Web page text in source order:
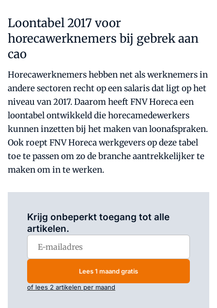
Loontabel 2017 voor
horecawerknemers bij gebrek aan
cao
Horecawerknemers hebben net als werknemers in
andere sectoren recht op een salaris dat ligt op het
niveau van 2017. Daarom heeft FNV Horeca een
loontabel ontwikkeld die horecamedewerkers
kunnen inzetten bij het maken van loonafspraken.
Ook roept FNV Horeca werkgevers op deze tabel
toe te passen om zo de branche aantrekkelijker te
maken om in te werken.
Krijg onbeperkt toegang tot alle
artikelen.
Lees 1 maand gratis
of lees 2 artikelen per maand